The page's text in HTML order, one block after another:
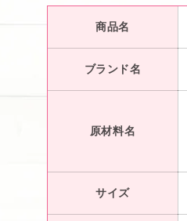
商品名
ブランド名
原材料名
サイズ